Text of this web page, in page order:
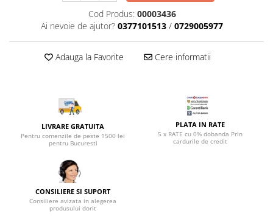
Saltele cu plasa de arcuri
Saltele cu spuma
Seturi mese si scaune bucatarie
Mobilier hol
Mobila hol
Seturi mobilier hol
Stender haine
Mobilier gradinita
Cod Produs: 00003436
Ai nevoie de ajutor? 0377101513 / 0729005977
Adauga la Favorite Cere informatii
LIVRARE GRATUITA
Pentru comenzile de peste 1500 lei
pentru Bucuresti
PLATA IN RATE
5 x RATE cu 0% dobanda Prin
cardurile de credit
CONSILIERE SI SUPORT
Consiliere avizata in alegerea
produsului dorit